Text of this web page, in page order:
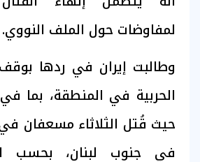
لمفاوضات حول الملف النووي.
وطالبت إيران في ردها
الحربية في المنطقة، بما
حيث قُتل الثلاثاء مسعفان في
في جنوب لبنان، بحسب